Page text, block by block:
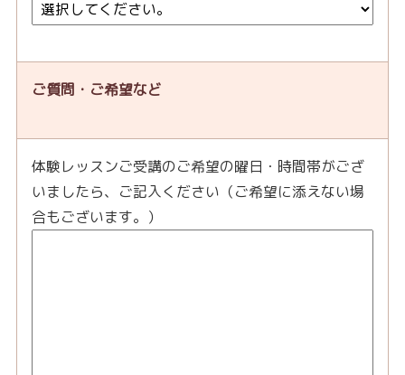
ご質問・ご希望など
体験レッスンご受講のご希望の曜日・時間帯がござ
いましたら、ご記入ください（ご希望に添えない場
合もございます。）